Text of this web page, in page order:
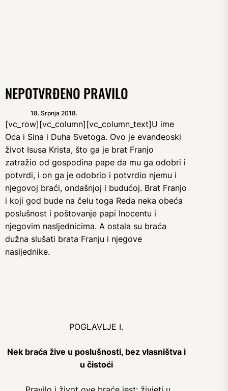
NEPOTVRĐENO PRAVILO
18. Srpnja 2018.
[vc_row][vc_column][vc_column_text]U ime
Oca i Sina i Duha Svetoga. Ovo je evanđeoski
život Isusa Krista, što ga je brat Franjo
zatražio od gospodina pape da mu ga odobri i
potvrdi, i on ga je odobrio i potvrdio njemu i
njegovoj braći, ondašnjoj i budućoj. Brat Franjo
i koji god bude na čelu toga Reda neka obeća
poslušnost i poštovanje papi Inocentu i
njegovim nasljednicima. A ostala su braća
dužna slušati brata Franju i njegove
nasljednike.
POGLAVLJE I.
Nek braća žive u poslušnosti, bez vlasništva i
u čistoći